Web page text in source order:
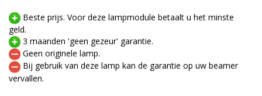
Beste prijs. Voor deze lampmodule betaalt u het minste
geld.
3 maanden 'geen gezeur' garantie.
Geen originele lamp.
Bij gebruik van deze lamp kan de garantie op uw beamer
vervallen.